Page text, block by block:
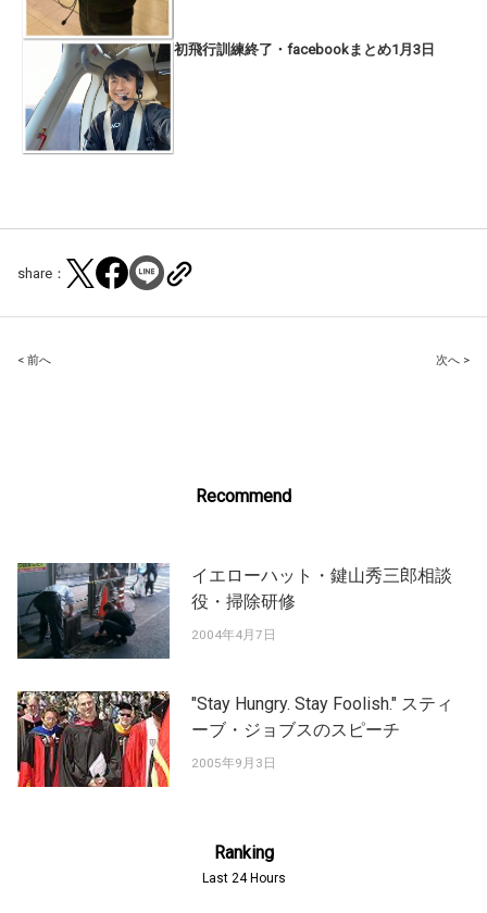
初飛行訓練終了・facebookまとめ1月3日
share：
Post
< 前へ 次へ >
Recommend
イエローハット・鍵山秀三郎相談
役・掃除研修
2004年4月7日
"Stay Hungry. Stay Foolish." スティ
ーブ・ジョブスのスピーチ
2005年9月3日
Ranking
Last 24 Hours